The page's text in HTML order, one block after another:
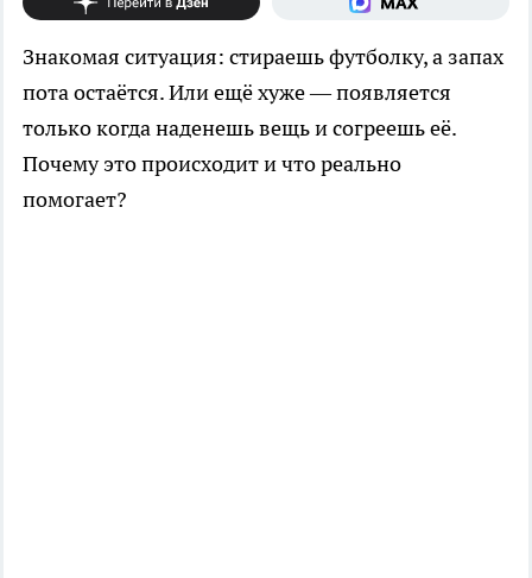
Знакомая ситуация: стираешь футболку, а запах
пота остаётся. Или ещё хуже — появляется
только когда наденешь вещь и согреешь её.
Почему это происходит и что реально
помогает?